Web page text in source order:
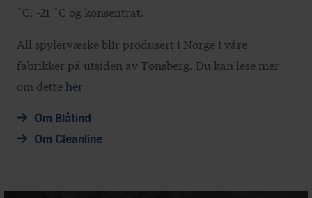
˚C, -21 ˚C og konsentrat.
All spylervæske blir produsert i Norge i våre
fabrikker på utsiden av Tønsberg. Du kan lese mer
om dette her
Om Blåtind
Om Cleanline